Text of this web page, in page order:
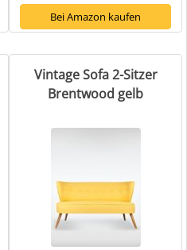
Bei Amazon kaufen
Vintage Sofa 2-Sitzer
Brentwood gelb